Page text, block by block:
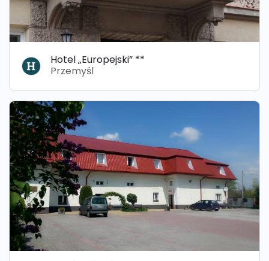
Hotel „Europejski” **
Przemyśl